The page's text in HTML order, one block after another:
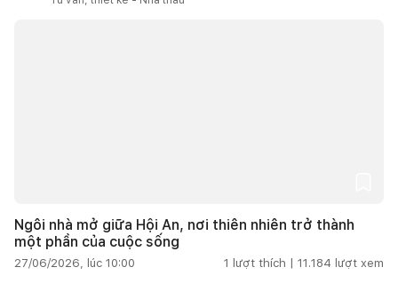
Ngôi nhà mở giữa Hội An, nơi thiên nhiên trở thành
một phần của cuộc sống
27/06/2026, lúc 10:00 1 lượt thích | 11.184 lượt xem